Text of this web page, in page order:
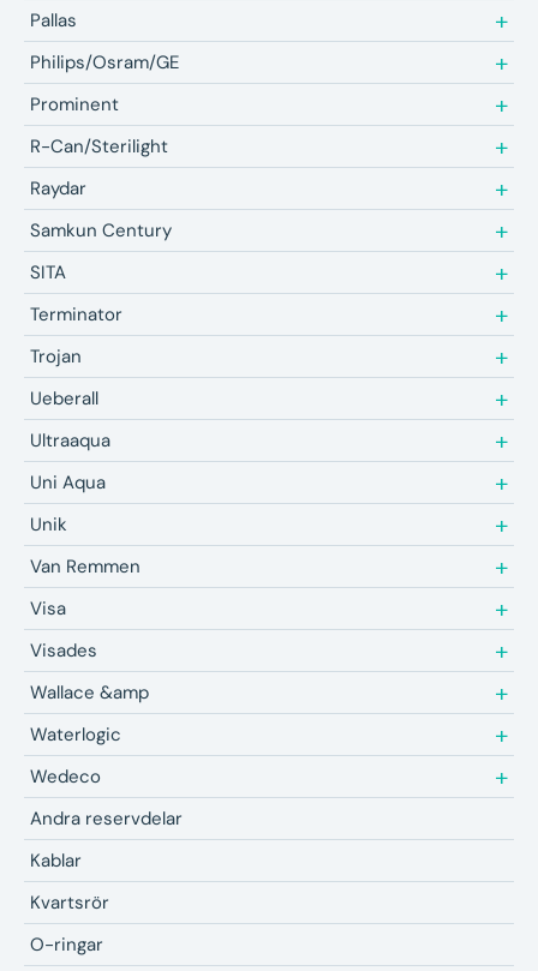
Andra reservdelar
Kablar
Kvartsrör
O-ringar
Pallas
Philips/Osram/GE
Prominent
R-Can/Sterilight
Raydar
Samkun Century
SITA
Terminator
Trojan
Ueberall
Ultraaqua
Uni Aqua
Unik
Van Remmen
Visa
Visades
Wallace &amp
Waterlogic
Wedeco